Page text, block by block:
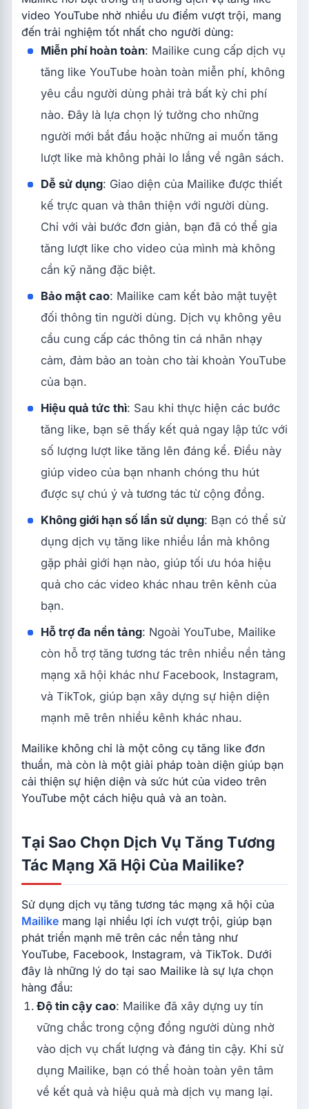
video YouTube nhờ nhiều ưu điểm vượt trội, mang
đến trải nghiệm tốt nhất cho người dùng:
Miễn phí hoàn toàn: Mailike cung cấp dịch vụ
tăng like YouTube hoàn toàn miễn phí, không
yêu cầu người dùng phải trả bất kỳ chi phí
nào. Đây là lựa chọn lý tưởng cho những
người mới bắt đầu hoặc những ai muốn tăng
lượt like mà không phải lo lắng về ngân sách.
Dễ sử dụng: Giao diện của Mailike được thiết
kế trực quan và thân thiện với người dùng.
Chỉ với vài bước đơn giản, bạn đã có thể gia
tăng lượt like cho video của mình mà không
cần kỹ năng đặc biệt.
Bảo mật cao: Mailike cam kết bảo mật tuyệt
đối thông tin người dùng. Dịch vụ không yêu
cầu cung cấp các thông tin cá nhân nhạy
cảm, đảm bảo an toàn cho tài khoản YouTube
của bạn.
Hiệu quả tức thì: Sau khi thực hiện các bước
tăng like, bạn sẽ thấy kết quả ngay lập tức với
số lượng lượt like tăng lên đáng kể. Điều này
giúp video của bạn nhanh chóng thu hút
được sự chú ý và tương tác từ cộng đồng.
Không giới hạn số lần sử dụng: Bạn có thể sử
dụng dịch vụ tăng like nhiều lần mà không
gặp phải giới hạn nào, giúp tối ưu hóa hiệu
quả cho các video khác nhau trên kênh của
bạn.
Hỗ trợ đa nền tảng: Ngoài YouTube, Mailike
còn hỗ trợ tăng tương tác trên nhiều nền tảng
mạng xã hội khác như Facebook, Instagram,
và TikTok, giúp bạn xây dựng sự hiện diện
mạnh mẽ trên nhiều kênh khác nhau.
Mailike không chỉ là một công cụ tăng like đơn
thuần, mà còn là một giải pháp toàn diện giúp bạn
cải thiện sự hiện diện và sức hút của video trên
YouTube một cách hiệu quả và an toàn.
Tại Sao Chọn Dịch Vụ Tăng Tương
Tác Mạng Xã Hội Của Mailike?
Sử dụng dịch vụ tăng tương tác mạng xã hội của
Mailike mang lại nhiều lợi ích vượt trội, giúp bạn
phát triển mạnh mẽ trên các nền tảng như
YouTube, Facebook, Instagram, và TikTok. Dưới
đây là những lý do tại sao Mailike là sự lựa chọn
hàng đầu:
Độ tin cậy cao: Mailike đã xây dựng uy tín
vững chắc trong cộng đồng người dùng nhờ
vào dịch vụ chất lượng và đáng tin cậy. Khi sử
dụng Mailike, bạn có thể hoàn toàn yên tâm
về kết quả và hiệu quả mà dịch vụ mang lại.